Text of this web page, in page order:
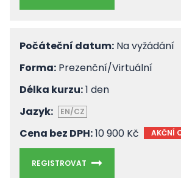
Počáteční datum: Na vyžádání
Forma: Prezenční/Virtuální
Délka kurzu:1 den
Jazyk:
EN/CZ
Cena bez DPH:10 900 Kč AKČNÍ
REGISTROVAT